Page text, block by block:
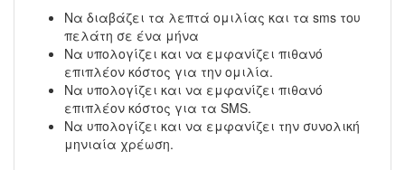
Να διαβάζει τα λεπτά ομιλίας και τα sms του
πελάτη σε ένα μήνα
Να υπολογίζει και να εμφανίζει πιθανό
επιπλέον κόστος για την ομιλία.
Να υπολογίζει και να εμφανίζει πιθανό
επιπλέον κόστος για τα SMS.
Να υπολογίζει και να εμφανίζει την συνολική
μηνιαία χρέωση.